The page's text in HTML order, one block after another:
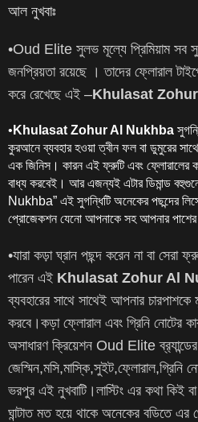
আল নুখবাঃ
•Oud Elite সুলভ মূল্যে প্রিমিয়াম সব
জনপ্রিয়তা রয়েছে । তাদের ফ্লোরাল
করে রেখেছে এই –Khulasat
• Khulasat Zohur Al Nukhba
কুরআনে ব্যবহার হওয়া ত্বীন ফল বা ডুমুরের
এক জিনিস। কারন এই ফ্রুটি এবং ফ্লোরালের
বাধ্য করবেই। আর এজন্যই এটার ডিমান্ড
Nukhba” এই সুগন্ধিটি অনেকের পছন্দের
প্রোজেকশন যেনো আপনাকে সহ আপনার পাশের
•যারা কড়া ঘ্রান পছন্দ করেন না বা সেরা
পারেন এই Khulasat Zohur Al
ব্যবহারের সাথে সাথেই আপনার
করবে।কড়া ফ্লোরাল এবং গ্রিনি নোটের
অসাধারণ ক্রিয়েশন Oud Elite ব্র
ভরপুর এই নুখবাটি।লাস্টিং এর কথা কিই
ঘান্টাত মত হয়ে থাকে অনেকের বডিতে এর